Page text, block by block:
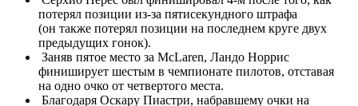
потерял позиции из-за пятисекундного штрафа
(он также потерял позиции на последнем круге двух
предыдущих гонок).
Заняв пятое место за McLaren, Ландо Норрис
финиширует шестым в чемпионате пилотов, отставая
на одно очко от четвертого места.
Благодаря Оскару Пиастри, набравшему очки на